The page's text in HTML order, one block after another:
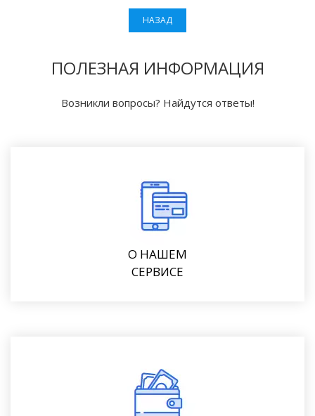
НАЗАД
ПОЛЕЗНАЯ ИНФОРМАЦИЯ
Возникли вопросы? Найдутся ответы!
О НАШЕМ
СЕРВИСЕ